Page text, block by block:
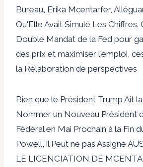
Bureau, Erika Mcentarfer,
Qu'Elle Avait Simulé Les
Double Mandat de la Fed pour
des prix et maximiser l'emploi,
la Rélaboration de perspectives
Bien que le Président Trump Ait
Nommer un Nouveau Président
Fédéral en Mai Prochain à la Fin
Powell, il Peut ne pas Assigne
LE LICENCIATION DE